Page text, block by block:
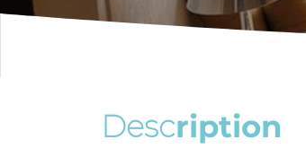
Description